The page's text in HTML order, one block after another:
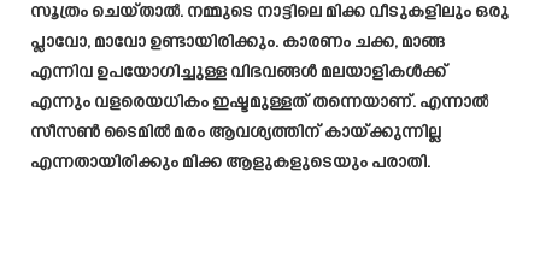
സൂത്രം ചെയ്‌താൽ. നമ്മുടെ നാട്ടിലെ മിക്ക വീടുകളിലും ഒരു
പ്ലാവോ, മാവോ ഉണ്ടായിരിക്കും. കാരണം ചക്ക, മാങ്ങ
എന്നിവ ഉപയോഗിച്ചുള്ള വിഭവങ്ങൾ മലയാളികൾക്ക്
എന്നും വളരെയധികം ഇഷ്ടമുള്ളത് തന്നെയാണ്. എന്നാൽ
സീസൺ ടൈമിൽ മരം ആവശ്യത്തിന് കായ്ക്കുന്നില്ല
എന്നതായിരിക്കും മിക്ക ആളുകളുടെയും പരാതി.